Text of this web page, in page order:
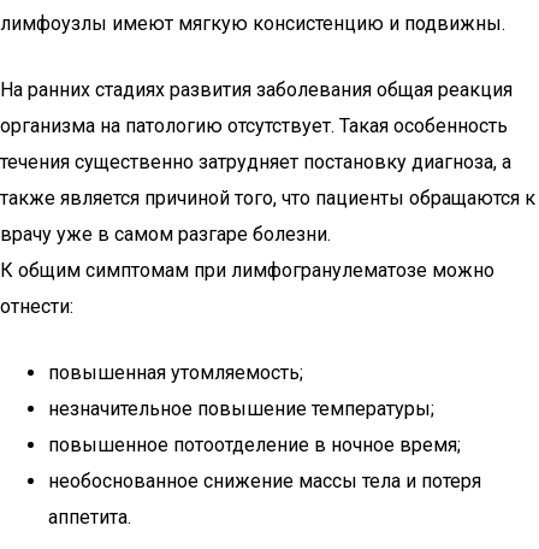
лимфоузлы имеют мягкую консистенцию и подвижны.
На ранних стадиях развития заболевания общая реакция
организма на патологию отсутствует. Такая особенность
течения существенно затрудняет постановку диагноза, а
также является причиной того, что пациенты обращаются к
врачу уже в самом разгаре болезни.
К общим симптомам при лимфогранулематозе можно
отнести:
повышенная утомляемость;
незначительное повышение температуры;
повышенное потоотделение в ночное время;
необоснованное снижение массы тела и потеря
аппетита.